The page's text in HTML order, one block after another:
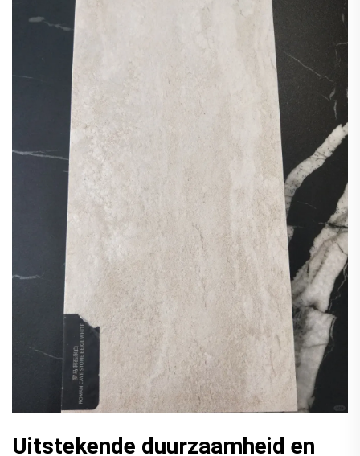
Uitstekende duurzaamheid en